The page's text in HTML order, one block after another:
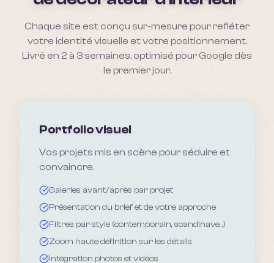
Chaque site est conçu sur-mesure pour refléter
votre identité visuelle et votre positionnement.
Livré en 2 à 3 semaines, optimisé pour Google dès
le premier jour.
Portfolio visuel
Vos projets mis en scène pour séduire et
convaincre.
Galeries avant/après par projet
Présentation du brief et de votre approche
Filtres par style (contemporain, scandinave...)
Zoom haute définition sur les détails
Intégration photos et vidéos